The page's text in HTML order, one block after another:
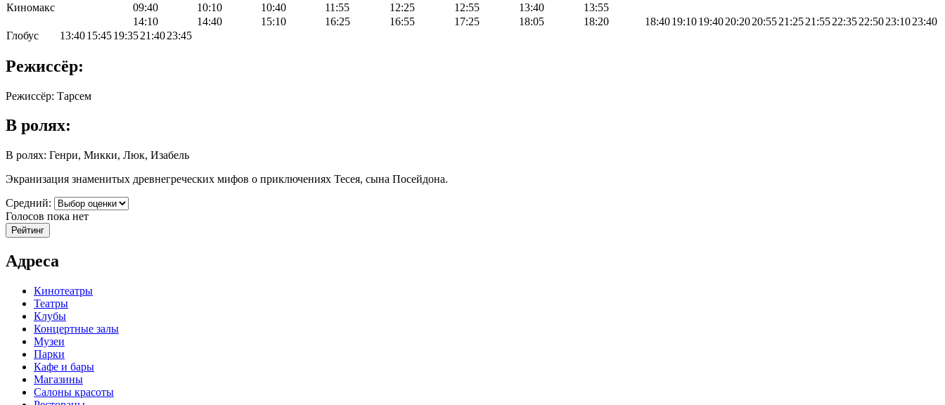
Киномакс
09:40 10:10 10:40 11:55 12:25 12:55 13:40
13:55
14:10
14:40 15:10 16:25 16:55 17:25 18:05 18:20 18:4019:1019:4020:2020:5521:2521:5522:3522:5023:1023:40
Глобус
13:4015:4519:3521:4023:45
Режиссёр:
Режиссёр: Тарсем
В ролях:
В ролях: Генри, Микки, Люк, Изабель
Экранизация знаменитых древнегреческих мифов о приключениях Тесея, сына Посейдона.
Средний:
Голосов пока нет
Адреса
Кинотеатры
Театры
Клубы
Концертные залы
Музеи
Парки
Кафе и бары
Магазины
Салоны красоты